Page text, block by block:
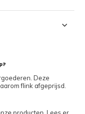
Deze
flink afgeprijsd.
producten. Lees er